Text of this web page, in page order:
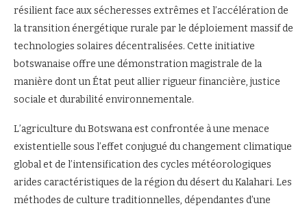
résilient face aux sécheresses extrêmes et l’accélération de
la transition énergétique rurale par le déploiement massif de
technologies solaires décentralisées. Cette initiative
botswanaise offre une démonstration magistrale de la
manière dont un État peut allier rigueur financière, justice
sociale et durabilité environnementale.
L’agriculture du Botswana est confrontée à une menace
existentielle sous l’effet conjugué du changement climatique
global et de l’intensification des cycles météorologiques
arides caractéristiques de la région du désert du Kalahari. Les
méthodes de culture traditionnelles, dépendantes d’une